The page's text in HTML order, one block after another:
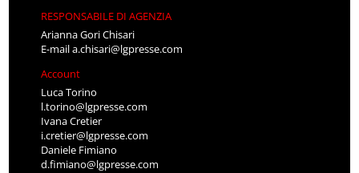
RESPONSABILE DI AGENZIA
Arianna Gori Chisari
E-maila.chisari@lgpresse.com
Account
Luca Torino
l.torino@lgpresse.com
Ivana Cretier
i.cretier@lgpresse.com
Daniele Fimiano
d.fimiano@lgpresse.com